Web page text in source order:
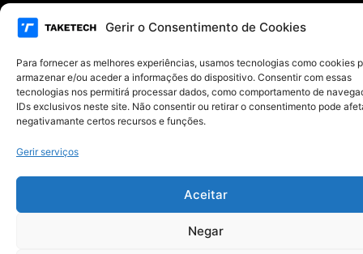
Gerir o Consentimento de Cookies
Para fornecer as melhores experiências, usamos tecnologias como cookies
armazenar e/ou aceder a informações do dispositivo. Consentir com essas
tecnologias nos permitirá processar dados, como comportamento de
IDs exclusivos neste site. Não consentir ou retirar o consentimento pode
negativamante certos recursos e funções.
Gerir serviços
Aceitar
Negar
Copyright © 2021 – 2026 TAKETECH | Todos os direitos reservados
Área Legal